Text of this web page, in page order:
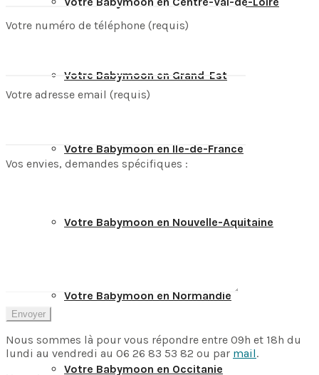
Votre Babymoon en Grand-Est
Votre Babymoon en Ile-de-France
Votre Babymoon en Nouvelle-Aquitaine
Votre Babymoon en Normandie
Votre Babymoon en Occitanie
Votre numéro de téléphone (requis)
Votre adresse email (requis)
Vos envies, demandes spécifiques :
Nous sommes là pour vous répondre entre 09h et 18h du
lundi au vendredi au 06 26 83 53 82 ou par mail.